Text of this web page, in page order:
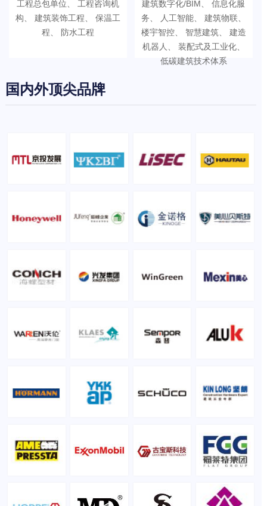
工程总包单位、 工程咨询机
构、 建筑装饰工程、 保温工
程、 防水工程
建筑数字化/BIM、 信息化服
务、 人工智能、 建筑物联、
楼宇智控、 智慧建筑、 建造
机器人、 装配式及工业化、
低碳建筑技术体系
国内外顶尖品牌